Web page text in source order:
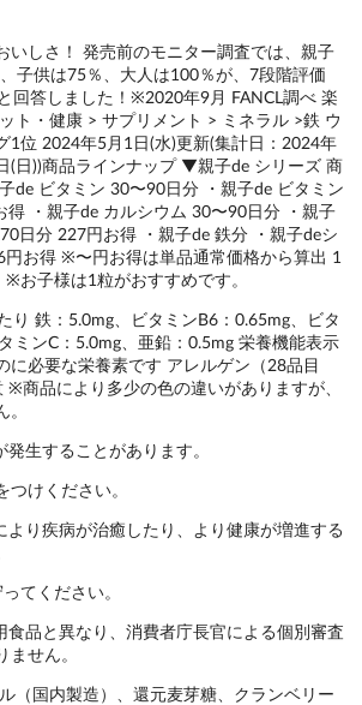
いしさ！ 発売前のモニター調査では、親子
子供は75％、大人は100％が、7段階評価
回答しました！※2020年9月 FANCL調べ 楽
ト・健康 > サプリメント > ミネラル >鉄 ウ
1位 2024年5月1日(水)更新(集計日：2024年
(日))商品ラインナップ ▼親子de シリーズ 商
de ビタミン 30〜90日分 ・親子de ビタミン
得 ・親子de カルシウム 30〜90日分 ・親子
日分 227円お得 ・親子de 鉄分 ・親子deシ
円お得 ※〜円お得は単品通常価格から算出 1
お子様は1粒がおすすめです。
り 鉄：5.0mg、ビタミンB6：0.65mg、ビタ
ミンC：5.0mg、亜鉛：0.5mg 栄養機能表示
に必要な栄養素です アレルゲン（28品目
商品により多少の色の違いがありますが、
生することがあります。
けください。
り疾病が治癒したり、より健康が増進する
てください。
品と異なり、消費者庁長官による個別審査
せん。
（国内製造）、還元麦芽糖、クランベリー